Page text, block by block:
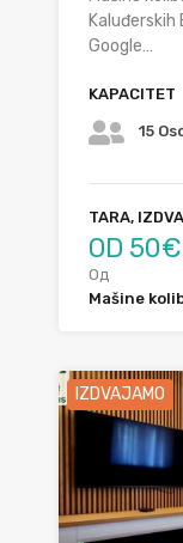
Kaluđerskih
Google…
KAPACITET
15
TARA,
OD
Од
Mašine
IZDVAJAMO